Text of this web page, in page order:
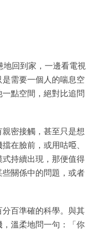
回到家，一邊看電視
需要一個人的喘息空
點空間，絕對比追問
密接觸，甚至只是想
在臉前，或用咕𠱸、
持續出現，那便值得
關係中的問題，或者
百準確的科學。與其
溫柔地問一句：「你